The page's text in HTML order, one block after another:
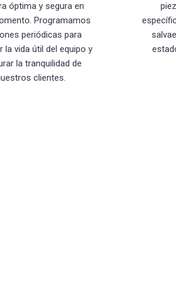
óptima y segura en
Programamos
periódicas para
la vida útil del equipo y
la tranquilidad de
clientes.